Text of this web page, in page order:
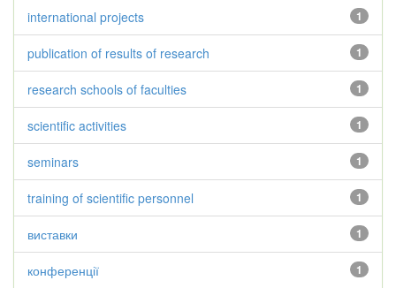
1
international projects
1
publication of results of research
1
research schools of faculties
1
scientific activities
1
seminars
1
training of scientific personnel
1
виставки
1
конференції